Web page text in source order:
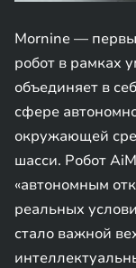
Mornine —
робот в рамках
объединяет в
сфере
окружающей
шасси. Робот
«автономным
реальных
стало важной